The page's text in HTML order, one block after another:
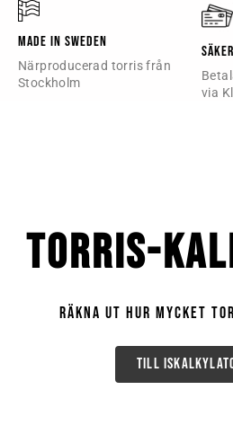
Made in Sweden
Närproducerad torris från
Stockholm
via
Torris-
Räkna ut hur mycket
Till